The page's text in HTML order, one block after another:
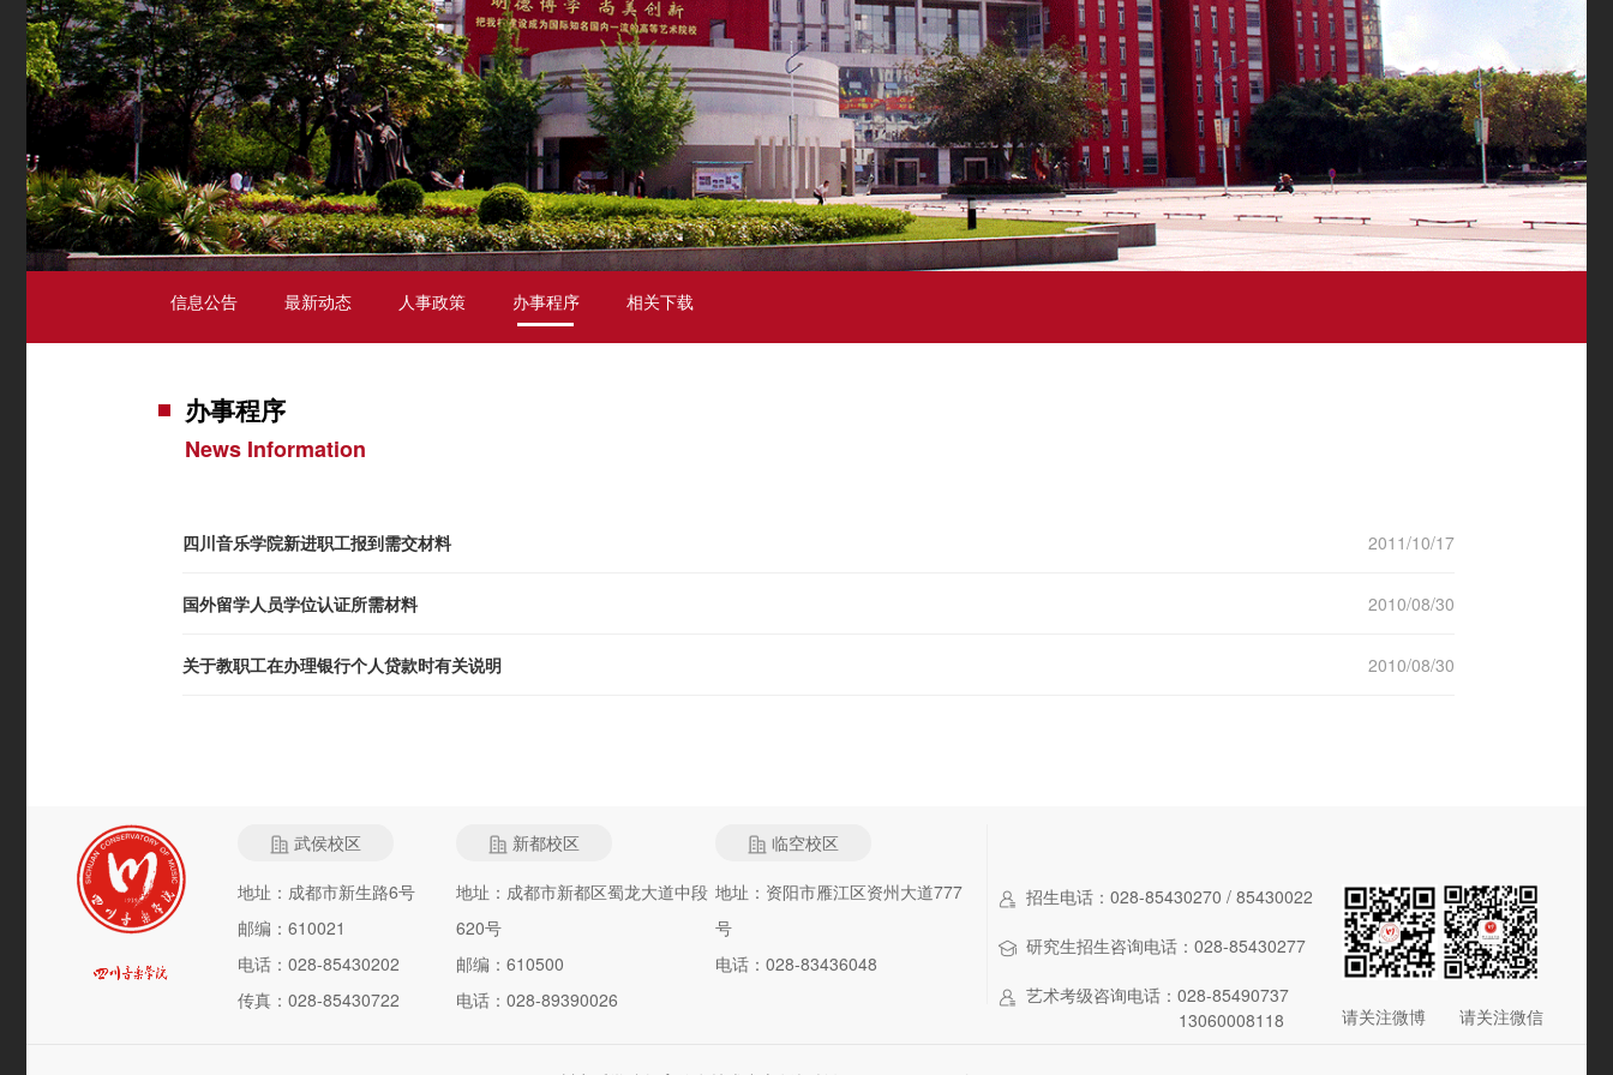
信息公告 最新动态 人事政策 办事程序 相关下载
办事程序
News Information
四川音乐学院新进职工报到需交材料 2011/10/17
国外留学人员学位认证所需材料 2010/08/30
关于教职工在办理银行个人贷款时有关说明 2010/08/30
武侯校区
地址：成都市新生路6号
邮编：610021
电话：028-85430202
传真：028-85430722
新都校区
地址：成都市新都区蜀龙大道中段
620号
邮编：610500
电话：028-89390026
临空校区
地址：资阳市雁江区资州大道777
号
电话：028-83436048
招生电话：028-85430270 / 85430022
研究生招生咨询电话：028-85430277
艺术考级咨询电话：028-85490737
13060008118
请关注微博 请关注微信